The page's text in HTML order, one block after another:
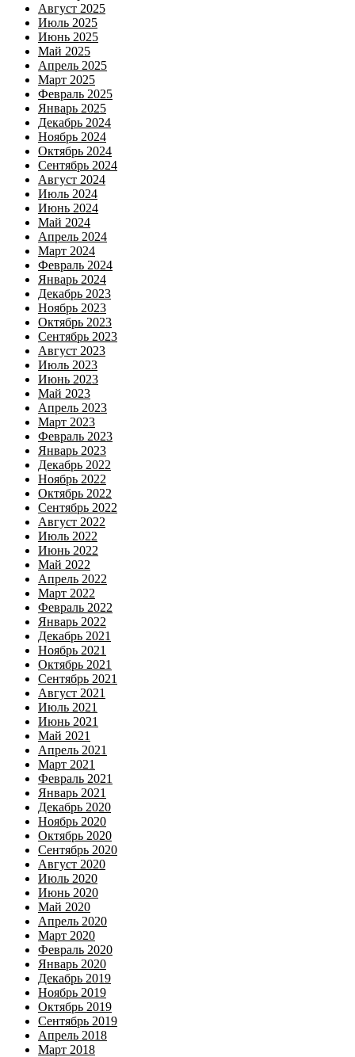
Август 2025
Июль 2025
Июнь 2025
Май 2025
Апрель 2025
Март 2025
Февраль 2025
Январь 2025
Декабрь 2024
Ноябрь 2024
Октябрь 2024
Сентябрь 2024
Август 2024
Июль 2024
Июнь 2024
Май 2024
Апрель 2024
Март 2024
Февраль 2024
Январь 2024
Декабрь 2023
Ноябрь 2023
Октябрь 2023
Сентябрь 2023
Август 2023
Июль 2023
Июнь 2023
Май 2023
Апрель 2023
Март 2023
Февраль 2023
Январь 2023
Декабрь 2022
Ноябрь 2022
Октябрь 2022
Сентябрь 2022
Август 2022
Июль 2022
Июнь 2022
Май 2022
Апрель 2022
Март 2022
Февраль 2022
Январь 2022
Декабрь 2021
Ноябрь 2021
Октябрь 2021
Сентябрь 2021
Август 2021
Июль 2021
Июнь 2021
Май 2021
Апрель 2021
Март 2021
Февраль 2021
Январь 2021
Декабрь 2020
Ноябрь 2020
Октябрь 2020
Сентябрь 2020
Август 2020
Июль 2020
Июнь 2020
Май 2020
Апрель 2020
Март 2020
Февраль 2020
Январь 2020
Декабрь 2019
Ноябрь 2019
Октябрь 2019
Сентябрь 2019
Апрель 2018
Март 2018